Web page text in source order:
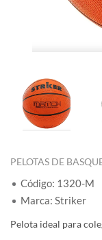
PELOTAS DE
Código: 1320-M
Marca: Striker
Pelota ideal para